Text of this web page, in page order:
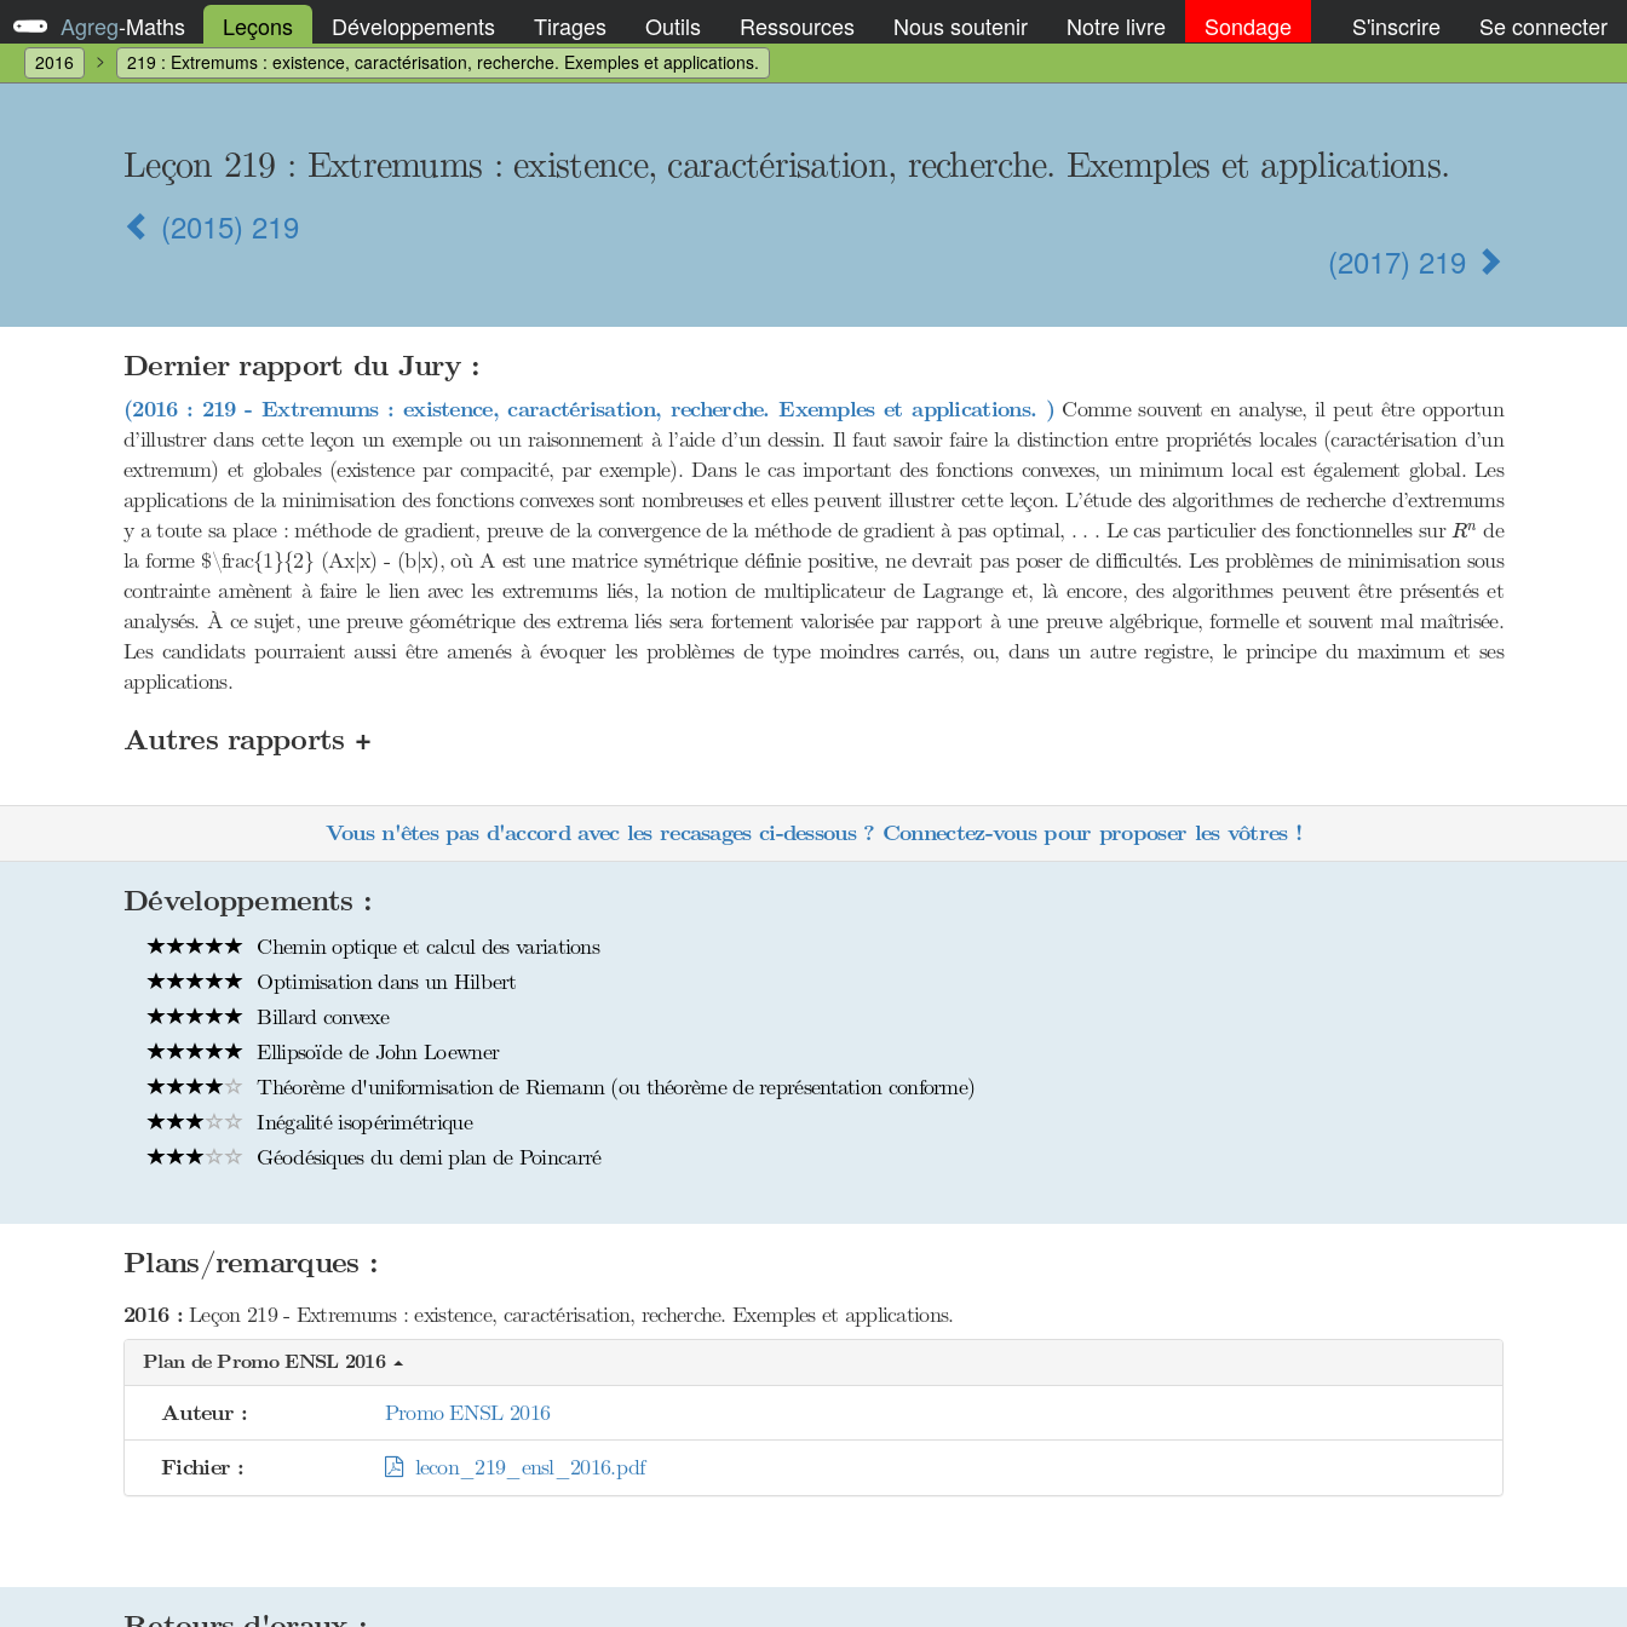
Agreg-Maths Leçons Développements Tirages Outils Ressources Nous soutenir Notre livre Sondage S'inscrire Se connecter
2016 219 : Extremums : existence, caractérisation, recherche. Exemples et applications.
Leçon 219 : Extremums : existence, caractérisation, recherche. Exemples et applications.
(2015) 219
(2017) 219
Dernier rapport du Jury :
(2016 : 219 - Extremums : existence, caractérisation, recherche. Exemples et applications. ) Comme souvent en analyse, il peut être opportun
d’illustrer dans cette leçon un exemple ou un raisonnement à l’aide d’un dessin. Il faut savoir faire la distinction entre propriétés locales (caractérisation d’un
extremum) et globales (existence par compacité, par exemple). Dans le cas important des fonctions convexes, un minimum local est également global. Les
applications de la minimisation des fonctions convexes sont nombreuses et elles peuvent illustrer cette leçon. L’étude des algorithmes de recherche d’extremums
y a toute sa place : méthode de gradient, preuve de la convergence de la méthode de gradient à pas optimal, . . . Le cas particulier des fonctionnelles surRn
Rn de
la forme $\frac{1}{2} (Ax|x) - (b|x), où A est une matrice symétrique définie positive, ne devrait pas poser de difficultés. Les problèmes de minimisation sous
contrainte amènent à faire le lien avec les extremums liés, la notion de multiplicateur de Lagrange et, là encore, des algorithmes peuvent être présentés et
analysés. À ce sujet, une preuve géométrique des extrema liés sera fortement valorisée par rapport à une preuve algébrique, formelle et souvent mal maîtrisée.
Les candidats pourraient aussi être amenés à évoquer les problèmes de type moindres carrés, ou, dans un autre registre, le principe du maximum et ses
applications.
Autres rapports +
Vous n'êtes pas d'accord avec les recasages ci-dessous ? Connectez-vous pour proposer les vôtres !
Développements :
Chemin optique et calcul des variations
Optimisation dans un Hilbert
Billard convexe
Ellipsoïde de John Loewner
Théorème d'uniformisation de Riemann (ou théorème de représentation conforme)
Inégalité isopérimétrique
Géodésiques du demi plan de Poincarré
Plans/remarques :
2016 :Leçon 219 - Extremums : existence, caractérisation, recherche. Exemples et applications.
Plan de Promo ENSL 2016
Auteur : Promo ENSL 2016
Fichier : lecon_219_ensl_2016.pdf